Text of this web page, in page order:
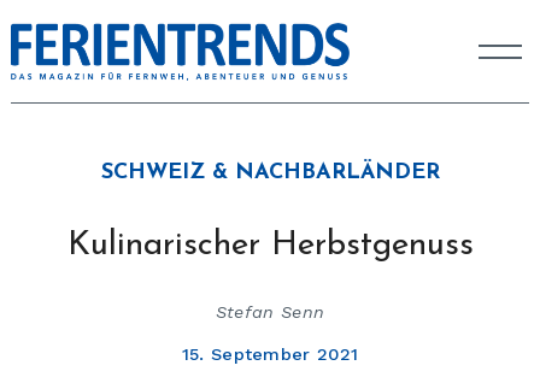
SCHWEIZ & NACHBARLÄNDER
Kulinarischer Herbstgenuss
Stefan Senn
15. September 2021